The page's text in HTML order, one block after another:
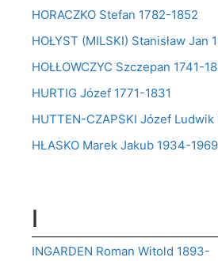
HORACZKO Stefan 1782-1852
HOŁYST (MILSKI) Stanisław Jan
HOŁŁOWCZYC Szczepan 1741-
HURTIG Józef 1771-1831
HUTTEN-CZAPSKI Józef
HŁASKO Marek Jakub 1934-1969
I
INGARDEN Roman Witold 1893-